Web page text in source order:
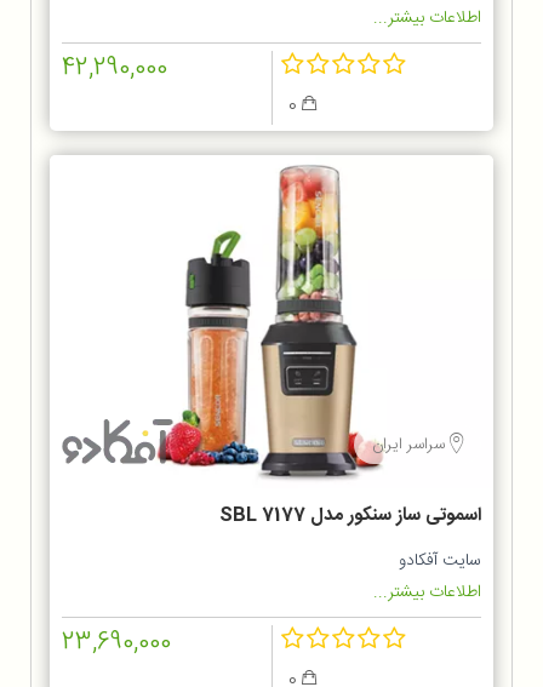
اطلاعات بیشتر...
42,290,000
سراسر ایران
اسموتی ساز سنکور مدل SBL 7177
سایت آفکادو
اطلاعات بیشتر...
23,690,000